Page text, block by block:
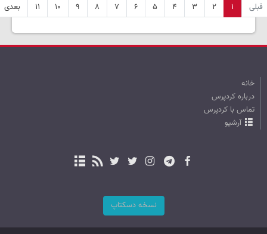
قبلی ۱ ۲ ۳ ۴ ۵ ۶ ۷ ۸ ۹ ۱۰ ۱۱ بعدی
خانه
درباره کردپرس
تماس با کردپرس
آرشیو
نسخه دسکتاپ